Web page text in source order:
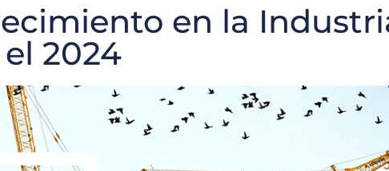
en la
2024